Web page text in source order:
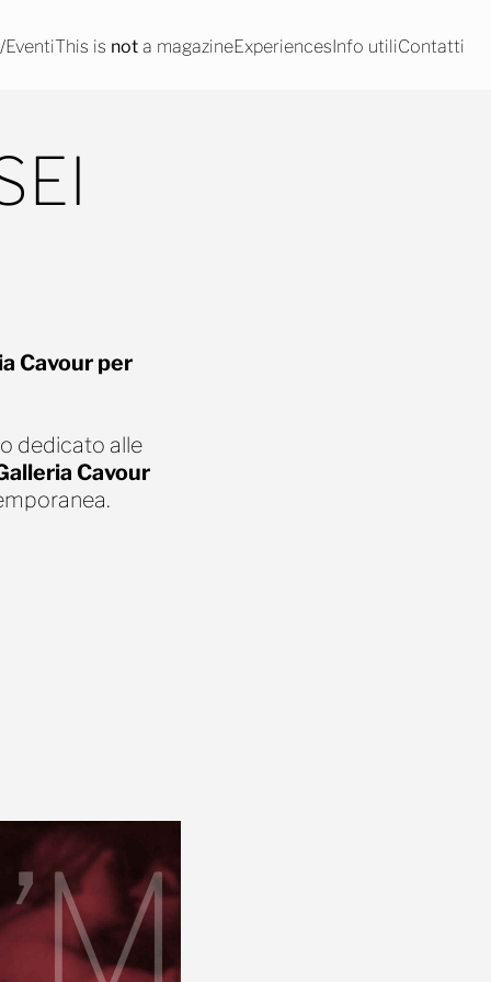
This is not a magazineExperiences Info utiliContatti
Cavour per
dedicato alle
Cavour